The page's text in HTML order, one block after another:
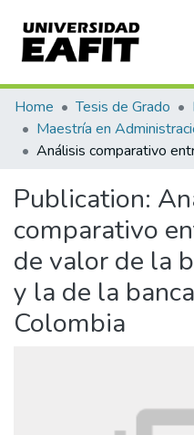
Communities & Collections
All of DSpace
Home Tesis de Grado
Publication:
comparativo
de valor de la
y la de la
Colombia